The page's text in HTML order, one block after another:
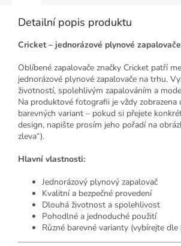
Detailní popis produktu
Cricket – jednorázové plynové zapalovače
Oblíbené zapalovače značky Cricket patří
jednorázové plynové zapalovače na trhu.
životností, spolehlivým zapalováním a
Na produktové fotografii je vždy zobrazena
barevných variant – pokud si přejete
design, napište prosím jeho pořadí na
zleva“).
Hlavní vlastnosti:
Jednorázový plynový zapalovač
Kvalitní a bezpečné provedení
Dlouhá životnost a spolehlivost
Pohodlné a jednoduché použití
Různé barevné varianty (vybírejte